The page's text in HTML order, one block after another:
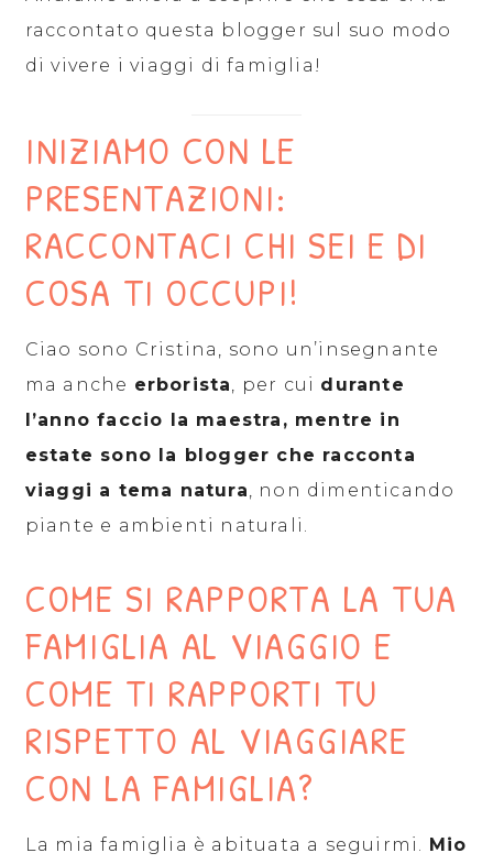
raccontato questa blogger sul suo modo
di vivere i viaggi di famiglia!
INIZIAMO CON LE
PRESENTAZIONI:
RACCONTACI CHI SEI E DI
COSA TI OCCUPI!
Ciao sono Cristina, sono un’insegnante
ma anche erborista, per cui durante
l’anno faccio la maestra, mentre in
estate sono la blogger che racconta
viaggi a tema natura, non dimenticando
piante e ambienti naturali.
COME SI RAPPORTA LA TUA
FAMIGLIA AL VIAGGIO E
COME TI RAPPORTI TU
RISPETTO AL VIAGGIARE
CON LA FAMIGLIA?
La mia famiglia è abituata a seguirmi. Mio